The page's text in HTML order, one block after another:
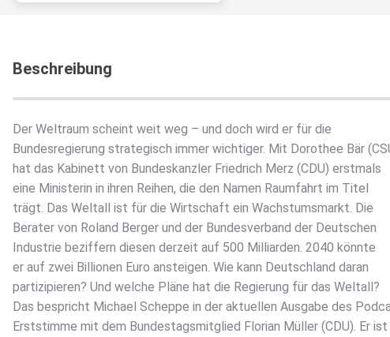
Beschreibung
Der Weltraum scheint weit weg – und doch wird er für die
Bundesregierung strategisch immer wichtiger. Mit Dorothee Bär
hat das Kabinett von Bundeskanzler Friedrich Merz (CDU) erstmals
eine Ministerin in ihren Reihen, die den Namen Raumfahrt im Titel
trägt. Das Weltall ist für die Wirtschaft ein Wachstumsmarkt. Die
Berater von Roland Berger und der Bundesverband der Deutschen
Industrie beziffern diesen derzeit auf 500 Milliarden. 2040 könnte
er auf zwei Billionen Euro ansteigen. Wie kann Deutschland daran
partizipieren? Und welche Pläne hat die Regierung für das Weltall?
Das bespricht Michael Scheppe in der aktuellen Ausgabe des
Erststimme mit dem Bundestagsmitglied Florian Müller (CDU). Er ist